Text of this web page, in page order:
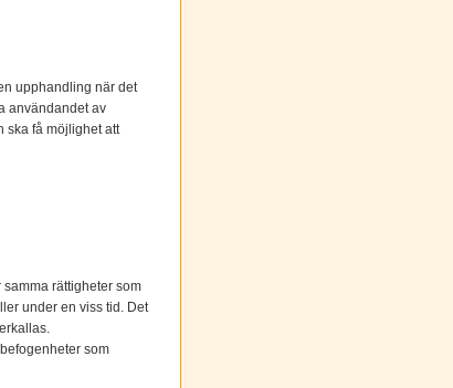
upphandling när det
användandet av
ska få möjlighet att
rättigheter som
under en viss tid. Det
som